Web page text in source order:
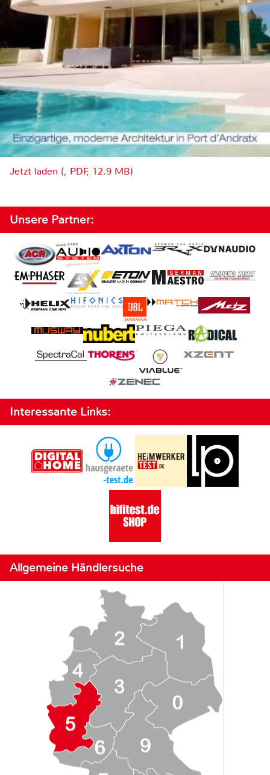
Jetzt laden (, PDF, 12.9 MB)
Unsere Partner:
Interessante Links:
Allgemeine Händlersuche